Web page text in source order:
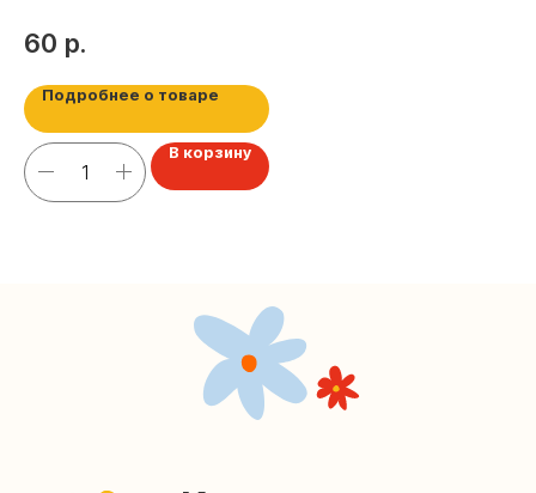
60 р.
Подробнее о товаре
В корзину
Мастерские упаковки подарков работают без
выходных, с 10 до 20 часов. Пишите, звоните,
заходите — всегда рады помочь!